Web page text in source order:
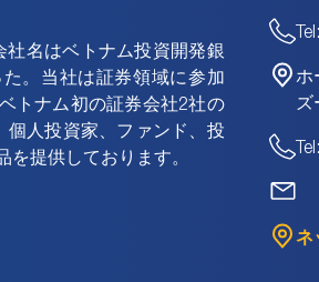
名はベトナム投資開発銀
。当社は証券領域に参加
トナム初の証券会社2社の
個人投資家、ファンド、投
提供しております。
ホ
ズ
ネ